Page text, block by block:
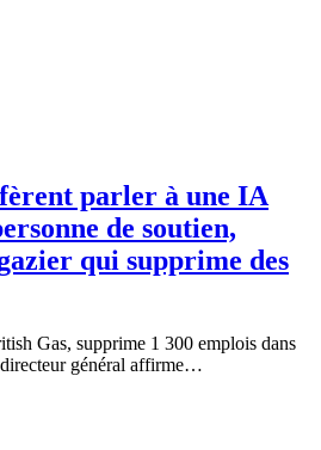
parler à une IA
de soutien,
qui supprime des
Gas, supprime 1 300 emplois dans
directeur général affirme…